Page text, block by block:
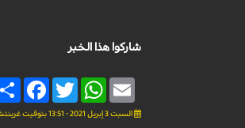
شاركوا هذا الخبر
Twitter
WhatsAppEmail
السبت 3 إبريل 2021 - 13:51 بتوقيت غرينتش